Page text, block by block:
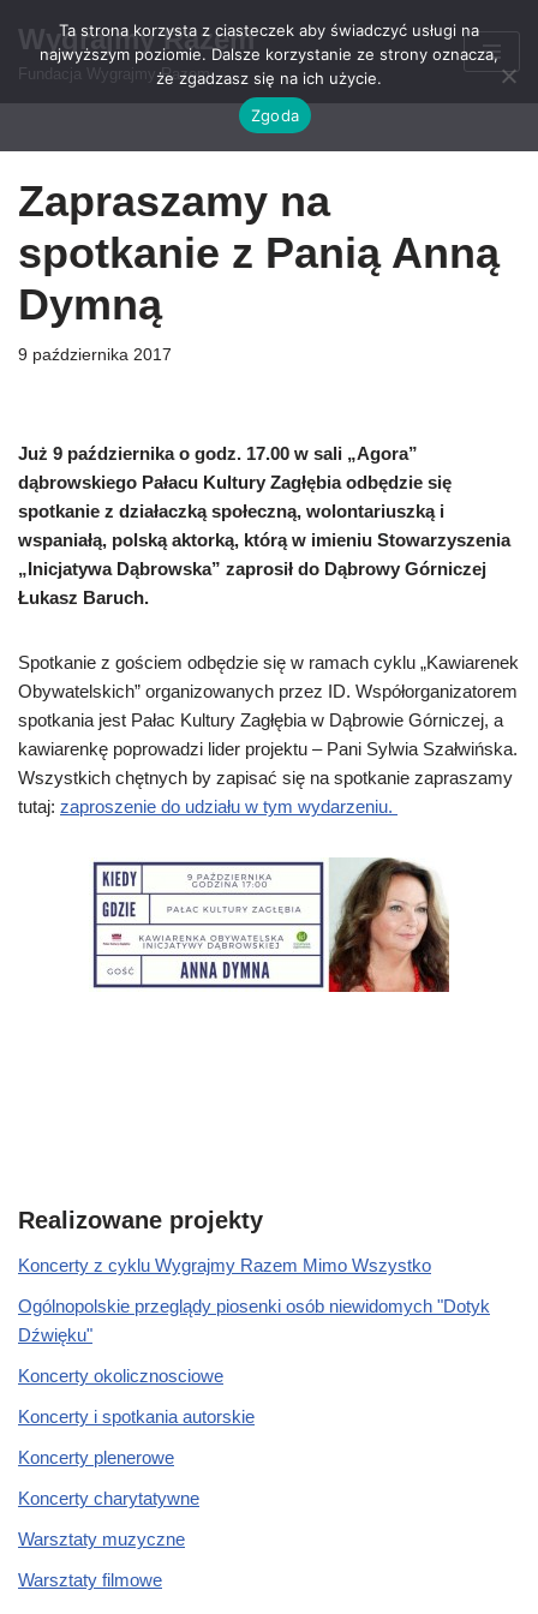
Przejdź
Wygrajmy Razem
Fundacja Wygrajmy Razem
Zapraszamy na
spotkanie z Panią Anną
Dymną
9 października 2017
Już 9 października o godz. 17.00 w sali „Agora”
dąbrowskiego Pałacu Kultury Zagłębia odbędzie się
spotkanie z działaczką społeczną, wolontariuszką i
wspaniałą, polską aktorką, którą w imieniu Stowarzyszenia
„Inicjatywa Dąbrowska” zaprosił do Dąbrowy Górniczej
Łukasz Baruch.
Spotkanie z gościem odbędzie się w ramach cyklu „Kawiarenek
Obywatelskich” organizowanych przez ID. Współorganizatorem
spotkania jest Pałac Kultury Zagłębia w Dąbrowie Górniczej, a
kawiarenkę poprowadzi lider projektu – Pani Sylwia Szałwińska.
Wszystkich chętnych by zapisać się na spotkanie zapraszamy
tutaj: zaproszenie do udziału w tym wydarzeniu.
Realizowane projekty
Koncerty z cyklu Wygrajmy Razem Mimo Wszystko
Ogólnopolskie przeglądy piosenki osób niewidomych "Dotyk
Dźwięku"
Koncerty okolicznosciowe
Koncerty i spotkania autorskie
Koncerty plenerowe
Koncerty charytatywne
Warsztaty muzyczne
Warsztaty filmowe
Ta strona korzysta z ciasteczek aby świadczyć usługi na
najwyższym poziomie. Dalsze korzystanie ze strony oznacza,
że zgadzasz się na ich użycie.
Zgoda